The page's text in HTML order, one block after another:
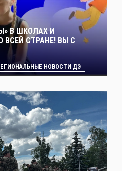
В ШКОЛАХ И
ВСЕЙ СТРАНЕ! ВЫ С
НОВОСТИ ДЭ